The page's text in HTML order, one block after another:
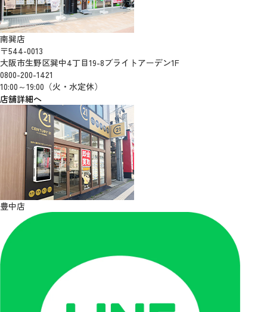
南巽店
〒544-0013
大阪市生野区巽中4丁目19-8ブライトアーデン1F
0800-200-1421
10:00～19:00（火・水定休）
店舗詳細へ
豊中店